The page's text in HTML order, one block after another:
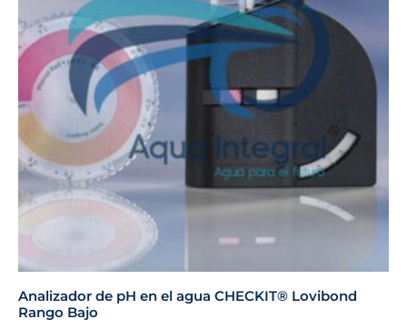
Analizador de pH en el agua CHECKIT® Lovibond
Rango Bajo